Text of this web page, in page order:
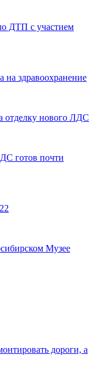
ДТП с участием
на здравоохранение
отделку нового ЛДС
готов почти
Музее
дороги, а